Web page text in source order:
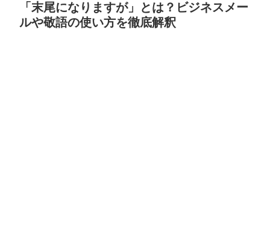
「末尾になりますが」とは？ビジネスメー
ルや敬語の使い方を徹底解釈